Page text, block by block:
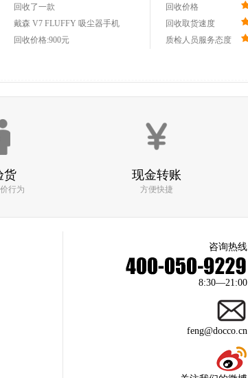
回收了一款
戴森 V7 FLUFFY 吸尘器手机
回收价格:900元
回收价格
回收取货速度
质检人员服务态度
回收价格
回收取货速度
质检人员服务态度
货
行为
现金转账
方便快捷
咨询热线
8:30—21:00
feng@docco.cn